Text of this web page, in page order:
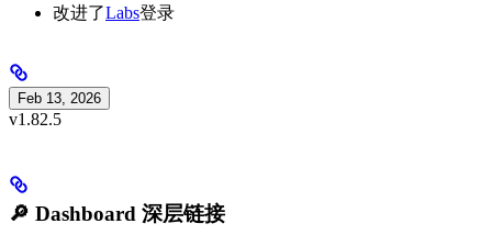
改进了Labs登录
Feb 13, 2026
v1.82.5
🔎 Dashboard 深层链接